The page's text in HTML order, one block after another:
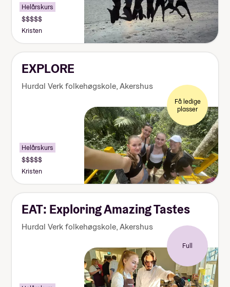
Helårskurs
Pris:
000
kr
Kristen
EXPLORE
Hurdal Verk folkehøgskole,Akershus
Få ledige
plasser
Helårskurs
Pris:
000
kr
Kristen
EAT: Exploring Amazing Tastes
Hurdal Verk folkehøgskole,Akershus
Full